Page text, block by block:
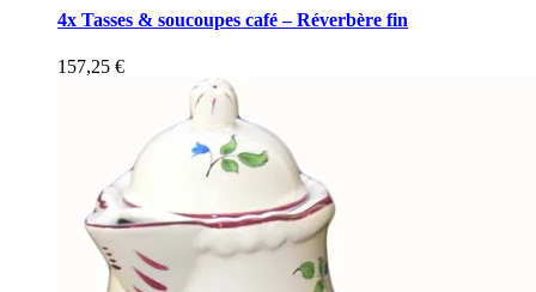
4x Tasses & soucoupes café – Réverbère fin
157,25 €